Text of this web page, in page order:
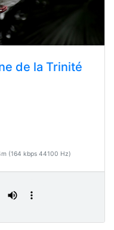
de la Trinité
(164 kbps 44100 Hz)